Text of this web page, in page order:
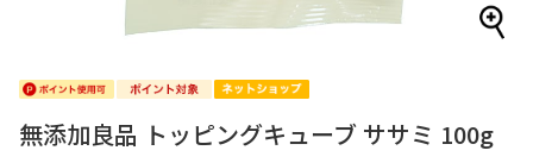
無添加良品 トッピングキューブ ササミ 100g